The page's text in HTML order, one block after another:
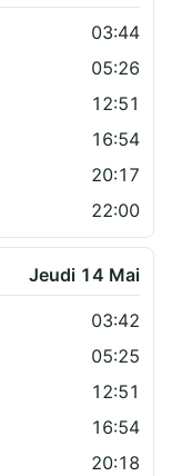
03:44
05:26
12:51
16:54
20:17
22:00
Jeudi 14 Mai
03:42
05:25
12:51
16:54
20:18